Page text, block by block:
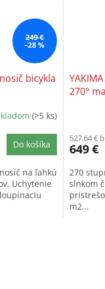
249 €
–28 %
bicykla
(>5 ks)
Do košíka
na ľahkú
Uchytenie
270°
527,64 €
649 €
270
slnkom
m2...